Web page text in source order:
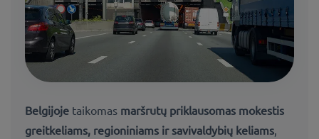
Belgijoje taikomas maršrutų priklausomas mokestis
greitkeliams, regioniniams ir savivaldybių keliams,